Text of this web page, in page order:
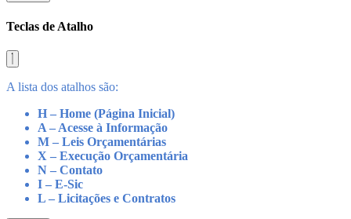
Teclas de Atalho
A lista dos atalhos são:
H – Home (Página Inicial)
A – Acesse à Informação
M – Leis Orçamentárias
X – Execução Orçamentária
N – Contato
I – E-Sic
L – Licitações e Contratos